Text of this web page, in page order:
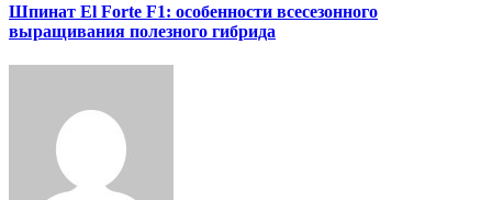
Шпинат El Forte F1: особенности всесезонного
выращивания полезного гибрида